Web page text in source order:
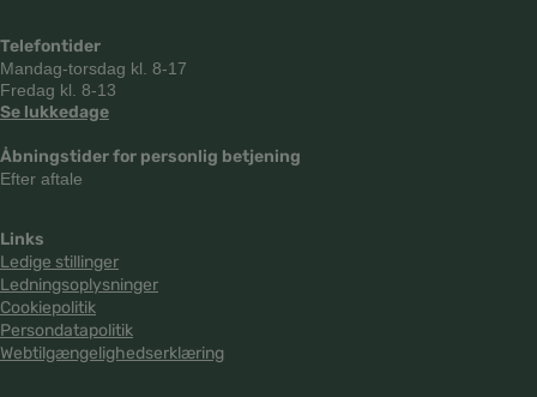
Telefontider
Mandag-torsdag kl. 8-17
Fredag kl. 8-13
Se lukkedage
Åbningstider for personlig betjening
Efter aftale
Links
Ledige stillinger
Ledningsoplysninger
Cookiepolitik
Persondatapolitik
Webtilgængelighedserklæring